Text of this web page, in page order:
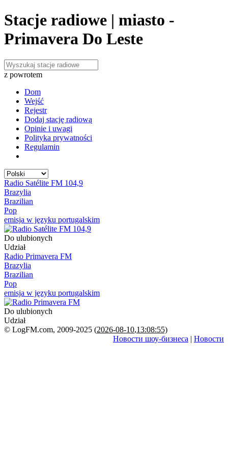
Stacje radiowe | miasto -
Primavera Do Leste
z powrotem
Dom
Wejść
Rejestr
Dodaj stację radiową
Opinie i uwagi
Polityka prywatności
Regulamin
Radio Satélite FM 104,9
Brazylia
Brazilian
Pop
emisja w języku portugalskim
Do ulubionych
Udział
Radio Primavera FM
Brazylia
Brazilian
Pop
emisja w języku portugalskim
Do ulubionych
Udział
© LogFM.com, 2009-2025 (2026-08-10,13:08:55)
Новости шоу-бизнеса | Новости